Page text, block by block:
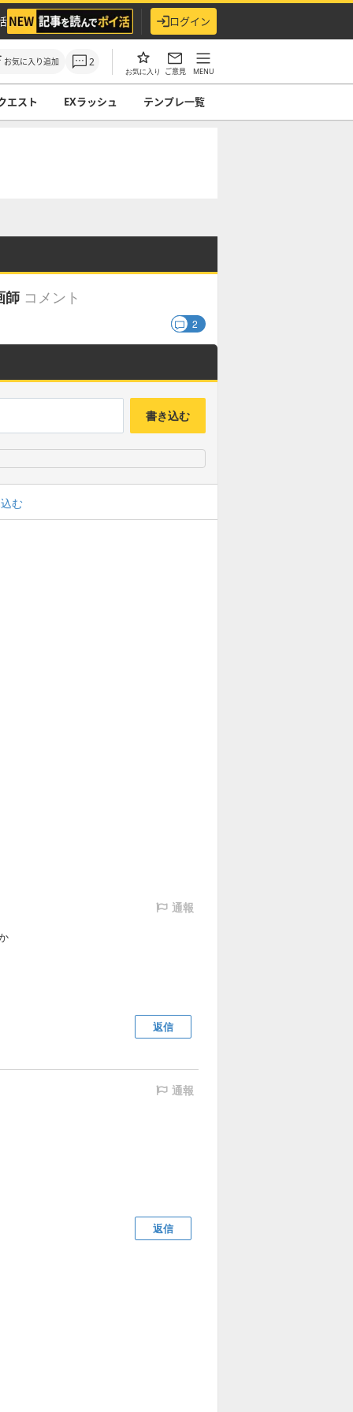
ログイン
お気に入り追加 2
お気に入り ご意見 MENU
エスト EXラッシュ テンプレ一覧
師 コメント
2
書き込む
む
通報
返信
通報
返信